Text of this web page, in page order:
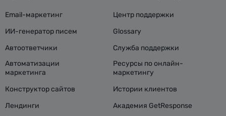
Email-маркетинг
ИИ-генератор писем
Автоответчики
Автоматизации
маркетинга
Конструктор сайтов
Лендинги
Центр поддержки
Glossary
Служба поддержки
Ресурсы по онлайн-
маркетингу
Истории клиентов
Академия GetResponse